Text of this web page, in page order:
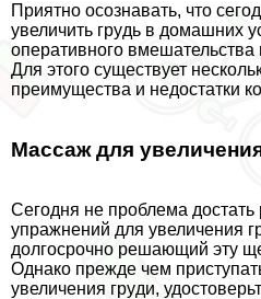
Приятно осознавать, что
увеличить гpyдь в домашних
оперативного вмешательства
Для этого существует
преимущества и недостатки
Массаж для
Сегодня не проблема
упражнений для увеличения
долгосрочно решающий эту
Однако прежде чем
увеличения гpyди,